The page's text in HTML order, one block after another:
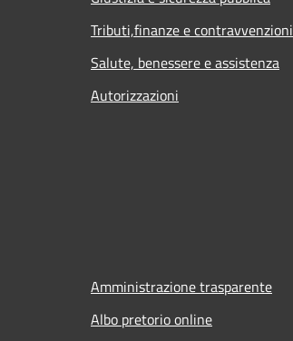
Tributi,finanze e contravvenzioni
Salute, benessere e assistenza
Autorizzazioni
Amministrazione trasparente
Albo pretorio online